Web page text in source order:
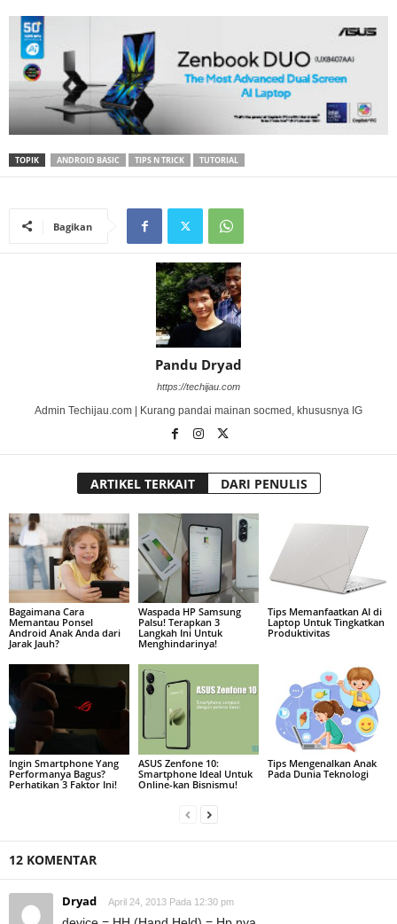
TOPIK ANDROID BASIC TIPS N TRICK TUTORIAL
Bagikan
Pandu Dryad
https://techijau.com
Admin Techijau.com | Kurang pandai mainan socmed, khususnya IG
ARTIKEL TERKAIT DARI PENULIS
Bagaimana Cara
Memantau Ponsel
Android Anak Anda dari
Jarak Jauh?
Waspada HP Samsung
Palsu! Terapkan 3
Langkah Ini Untuk
Menghindarinya!
Tips Memanfaatkan AI di
Laptop Untuk Tingkatkan
Produktivitas
Ingin Smartphone Yang
Performanya Bagus?
Perhatikan 3 Faktor Ini!
ASUS Zenfone 10:
Smartphone Ideal Untuk
Online-kan Bisnismu!
Tips Mengenalkan Anak
Pada Dunia Teknologi
12 KOMENTAR
Dryad April 24, 2013 Pada 12:30 pm